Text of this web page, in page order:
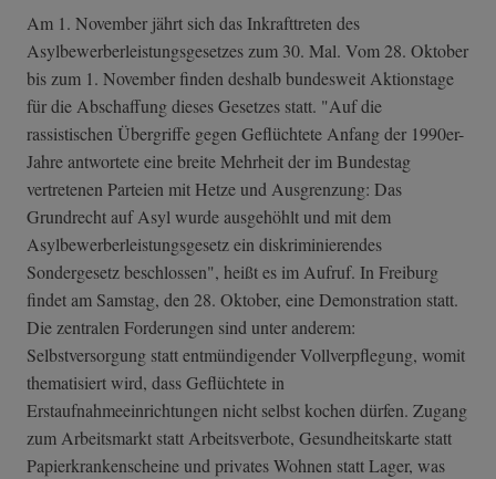
Am 1. November jährt sich das Inkrafttreten des
Asylbewerberleistungsgesetzes zum 30. Mal. Vom 28. Oktober
bis zum 1. November finden deshalb bundesweit Aktionstage
für die Abschaffung dieses Gesetzes statt. "Auf die
rassistischen Übergriffe gegen Geflüchtete Anfang der 1990er-
Jahre antwortete eine breite Mehrheit der im Bundestag
vertretenen Parteien mit Hetze und Ausgrenzung: Das
Grundrecht auf Asyl wurde ausgehöhlt und mit dem
Asylbewerberleistungsgesetz ein diskriminierendes
Sondergesetz beschlossen", heißt es im Aufruf. In Freiburg
findet am Samstag, den 28. Oktober, eine Demonstration statt.
Die zentralen Forderungen sind unter anderem:
Selbstversorgung statt entmündigender Vollverpflegung, womit
thematisiert wird, dass Geflüchtete in
Erstaufnahmeeinrichtungen nicht selbst kochen dürfen. Zugang
zum Arbeitsmarkt statt Arbeitsverbote, Gesundheitskarte statt
Papierkrankenscheine und privates Wohnen statt Lager, was